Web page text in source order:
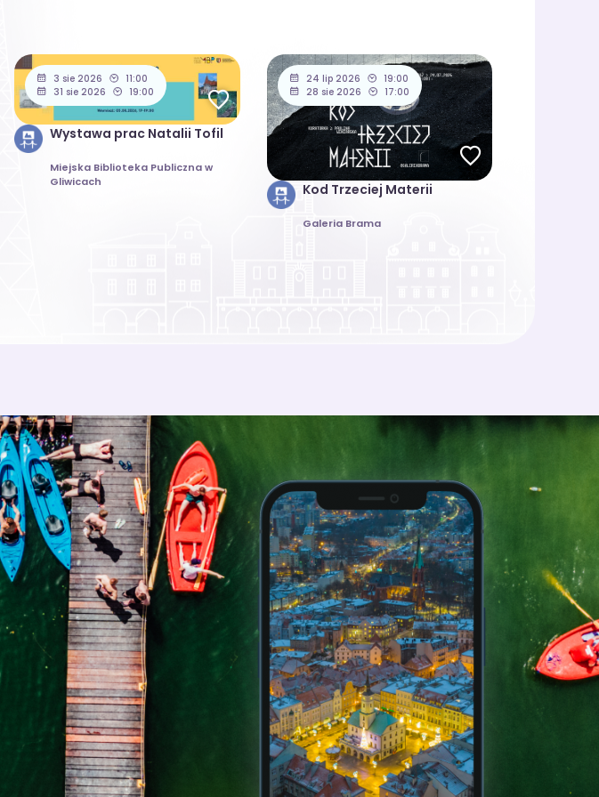
3 sie 2026
11:00
31 sie 2026
19:00
Wystawa prac Natalii Tofil
Miejska Biblioteka Publiczna w
Gliwicach
24 lip 2026
19:00
28 sie 2026
17:00
Kod Trzeciej Materii
Galeria Brama